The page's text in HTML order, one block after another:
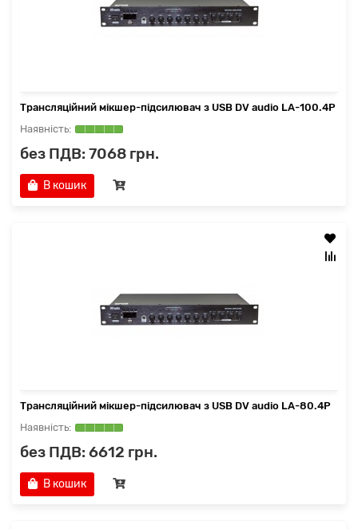
Трансляційний мікшер-підсилювач з USB DV audio LA-100.4P
без ПДВ: 7068 грн.
В кошик
Трансляційний мікшер-підсилювач з USB DV audio LA-80.4P
без ПДВ: 6612 грн.
В кошик